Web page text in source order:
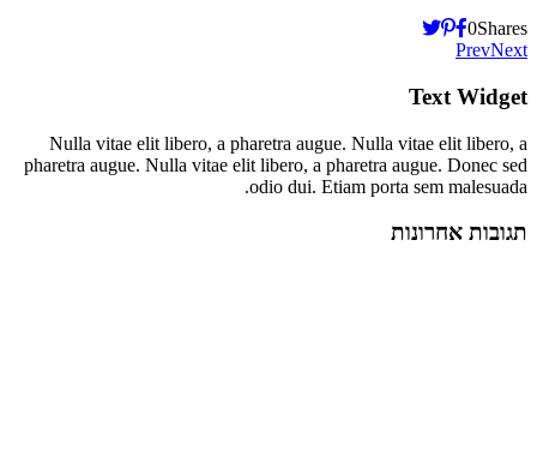
0Shares
PrevNext
Text Widget
Nulla vitae elit libero, a pharetra augue. Nulla vitae elit libero, a
pharetra augue. Nulla vitae elit libero, a pharetra augue. Donec sed
odio dui. Etiam porta sem malesuada.
תגובות אחרונות